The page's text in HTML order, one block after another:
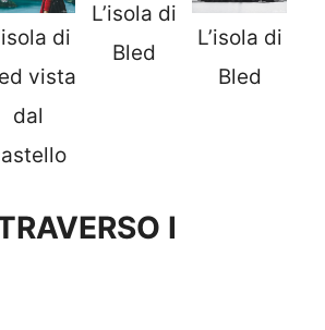
di
vista
dal
L’isola di
Bled
L’isola di
Bled
I